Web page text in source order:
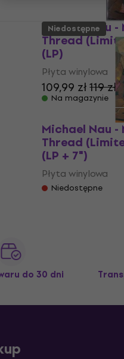
Michael Nau -
Thread
(LP)
Płyta winylowa
109,99 zł119 zł
Na magazynie
Niedostępne
Michael Nau -
Thread
(LP + 7")
Płyta winylowa
Niedostępne
do 30 dni